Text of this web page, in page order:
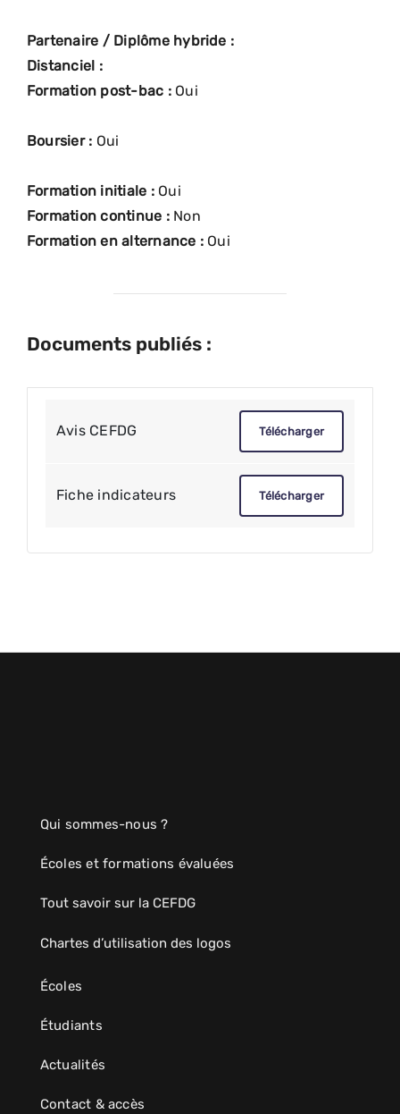
Partenaire / Diplôme hybride :
Distanciel :
Formation post-bac : Oui
Boursier : Oui
Formation initiale : Oui
Formation continue : Non
Formation en alternance : Oui
Documents publiés :
Avis CEFDG Télécharger
Fiche indicateurs Télécharger
Qui sommes-nous ?
Écoles et formations évaluées
Tout savoir sur la CEFDG
Chartes d’utilisation des logos
Écoles
Étudiants
Actualités
Contact & accès